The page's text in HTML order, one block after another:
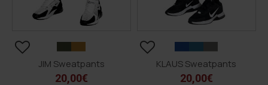
JIM Sweatpants
20,00€
KLAUS Sweatpants
20,00€